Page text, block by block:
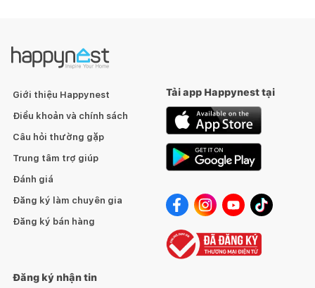
Giới thiệu Happynest
Điều khoản và chính sách
Câu hỏi thường gặp
Trung tâm trợ giúp
Đánh giá
Đăng ký làm chuyên gia
Đăng ký bán hàng
Tải app Happynest tại
Đăng ký nhận tin